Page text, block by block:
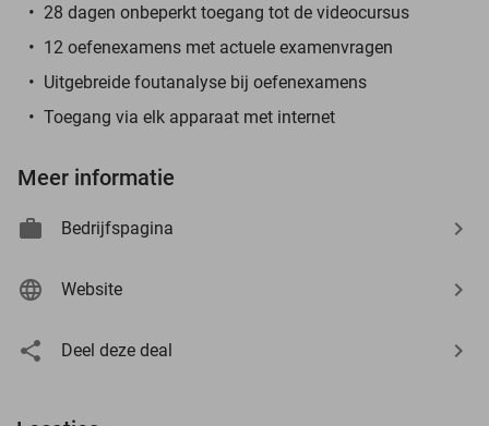
28 dagen onbeperkt toegang tot de videocursus
12 oefenexamens met actuele examenvragen
Uitgebreide foutanalyse bij oefenexamens
Toegang via elk apparaat met internet
Meer informatie
Bedrijfspagina
Website
Deel deze deal